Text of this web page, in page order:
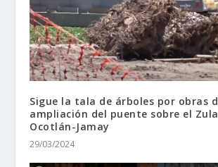
Sigue la tala de árboles por obras
ampliación del puente sobre el
Ocotlán-Jamay
29/03/2024